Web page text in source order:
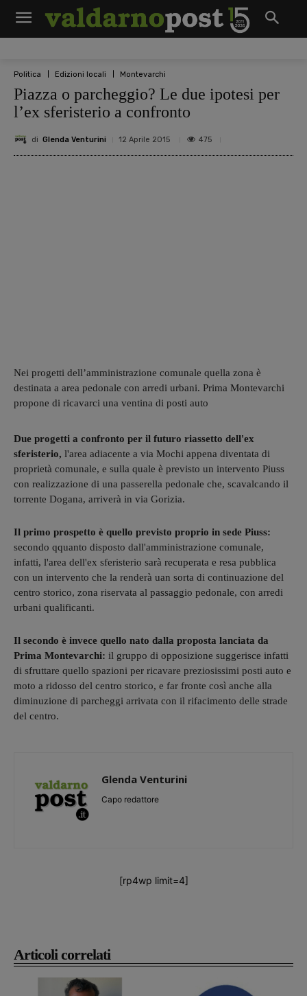
Politica Edizioni locali Montevarchi
Piazza o parcheggio? Le due ipotesi per
l’ex sferisterio a confronto
di Glenda Venturini 12 Aprile 2015 475
Articoli correlati
Nei progetti dell’amministrazione comunale quella zona è
destinata a area pedonale con arredi urbani. Prima Montevarchi
propone di ricavarci una ventina di posti auto
Due progetti a confronto per il futuro riassetto dell'ex
sferisterio, l'area adiacente a via Mochi appena diventata di
proprietà comunale, e sulla quale è previsto un intervento Piuss
con realizzazione di una passerella pedonale che, scavalcando il
torrente Dogana, arriverà in via Gorizia.
Il primo prospetto è quello previsto proprio in sede Piuss:
secondo qquanto disposto dall'amministrazione comunale,
infatti, l'area dell'ex sferisterio sarà recuperata e resa pubblica
con un intervento che la renderà uan sorta di continuazione del
centro storico, zona riservata al passaggio pedonale, con arredi
urbani qualificanti.
Il secondo è invece quello nato dalla proposta lanciata da
Prima Montevarchi: il gruppo di opposizione suggerisce infatti
di sfruttare quello spazioni per ricavare preziosissimi posti auto e
moto a ridosso del centro storico, e far fronte così anche alla
diminuzione di parcheggi arrivata con il rifacimento delle strade
del centro.
Glenda Venturini
Capo redattore
[rp4wp limit=4]